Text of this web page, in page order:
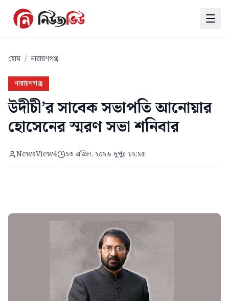
হোম / নারায়ণগঞ্জ
নারায়ণগঞ্জ
উদীচী’র সাবেক সভাপতি আনোয়ার
হোসেনের স্মরণ সভা শনিবার
NewsView4 ২৩ এপ্রিল, ২০২৬ দুপুর ১২:২৫